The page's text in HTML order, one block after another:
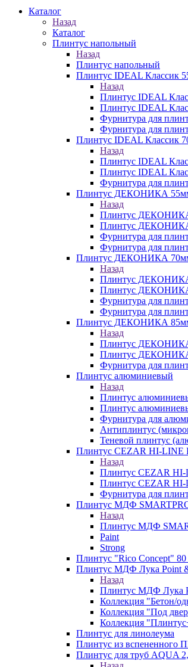
Каталог
Назад
Каталог
Плинтус напольный
Назад
Плинтус напольный
Плинтус IDEAL Классик
Назад
Плинтус IDEAL
Плинтус IDEAL
Фурнитура для
Фурнитура для
Плинтус IDEAL Классик
Назад
Плинтус IDEAL
Плинтус IDEAL
Фурнитура для
Плинтус ДЕКОНИКА
Назад
Плинтус
Плинтус
Фурнитура для
Фурнитура для
Плинтус ДЕКОНИКА
Назад
Плинтус
Плинтус
Фурнитура для
Фурнитура для
Плинтус ДЕКОНИКА
Назад
Плинтус
Плинтус
Фурнитура для
Плинтус алюминиевый
Назад
Плинтус
Плинтус
Фурнитура для
Антиплинтус
Теневой плинтус
Плинтус CEZAR HI-LINE
Назад
Плинтус CEZAR
Плинтус CEZAR HI-
Фурнитура для
Плинтус МДФ
Назад
Плинтус МДФ
Paint
Strong
Плинтус "Rico Concept"
Плинтус МДФ Лука Point
Назад
Плинтус МДФ Лука
Коллекция "Бетон/
Коллекция "Под
Коллекция
Плинтус для линолеума
Плинтус из вспененного
Плинтус для труб AQUA